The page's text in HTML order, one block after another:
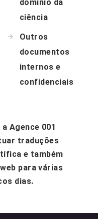
domínio da
ciência
Outros
documentos
internos e
confidenciais
Agence 001
traduções
e também
para várias
dias.